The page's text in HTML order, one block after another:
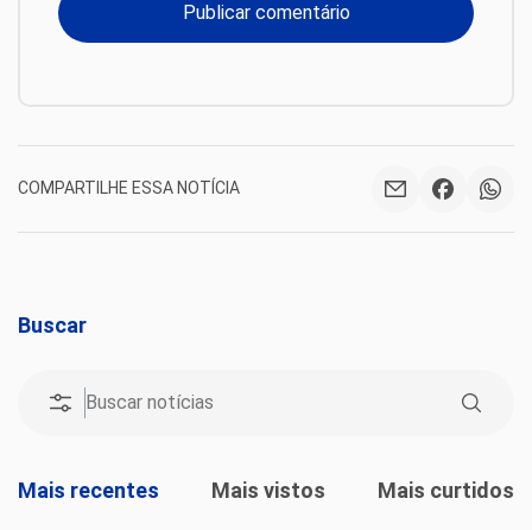
COMPARTILHE ESSA NOTÍCIA
Buscar
Mais recentes Mais vistos Mais curtidos